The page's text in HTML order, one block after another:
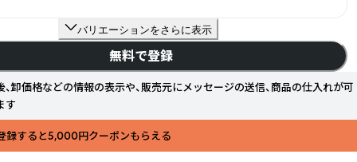
バリエーションをさらに表示
無料で登録
、卸価格などの情報の表示や、販売元にメッセージの送信、商品の仕入れが可
す
登録すると5,000円クーポンもらえる